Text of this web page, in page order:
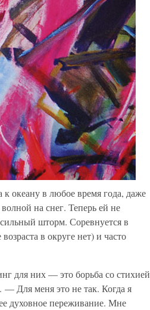
океану в любое время года, даже
на снег. Теперь ей не
шторм. Соревнуется в
в округе нет) и часто
для них — это борьба со стихией
Для меня это не так. Когда я
духовное переживание. Мне